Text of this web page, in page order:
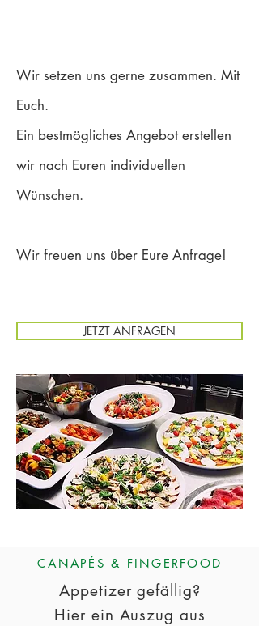
JETZT ANFRAGEN
Wir setzen uns gerne zusammen. Mit
Euch.
Ein bestmögliches Angebot erstellen
wir nach Euren individuellen
Wünschen.
Wir freuen uns über Eure Anfrage!
CANAPÉS & FINGERFOOD
Appetizer gefällig?
Hier ein Auszug aus